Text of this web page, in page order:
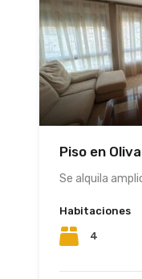
Piso en
Se alquila
Habitaciones
4